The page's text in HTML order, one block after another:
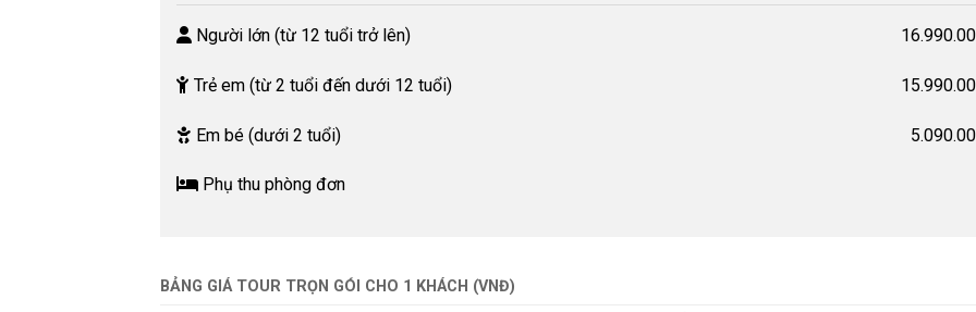
Người lớn (từ 12 tuổi trở lên)
Trẻ em (từ 2 tuổi đến dưới 12 tuổi)
Em bé (dưới 2 tuổi)
Phụ thu phòng đơn
BẢNG GIÁ TOUR TRỌN GÓI CHO 1 KHÁCH (VNĐ)